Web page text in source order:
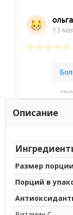
Описание
Размер
Порций в